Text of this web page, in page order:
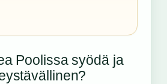
Poolissa syödä ja